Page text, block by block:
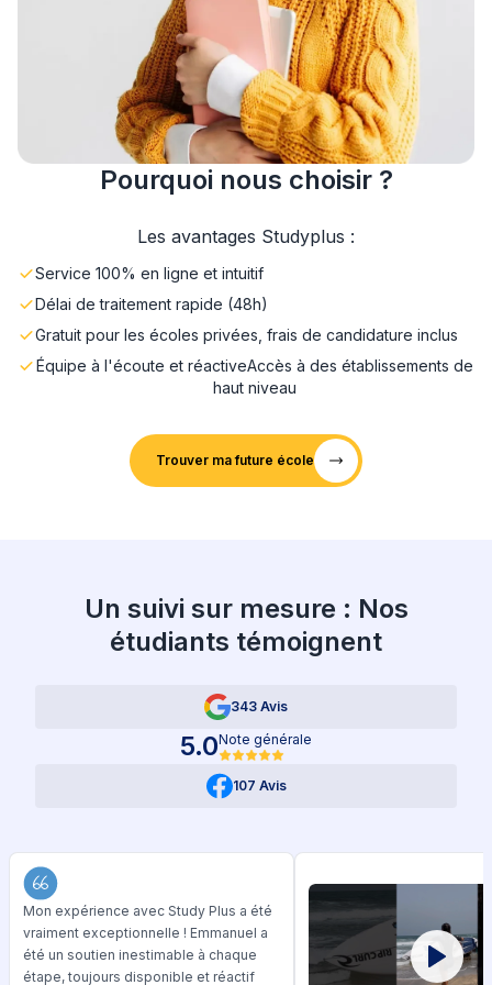
Pourquoi nous choisir ?
Les avantages Studyplus :
Service 100% en ligne et intuitif
Délai de traitement rapide (48h)
Gratuit pour les écoles privées, frais de candidature inclus
Équipe à l'écoute et réactiveAccès à des établissements de
haut niveau
Trouver ma future école
Un suivi sur mesure : Nos
étudiants témoignent
343 Avis
5.0Note générale
107 Avis
Mon expérience avec Study Plus a été
vraiment exceptionnelle ! Emmanuel a
été un soutien inestimable à chaque
étape, toujours disponible et réactif